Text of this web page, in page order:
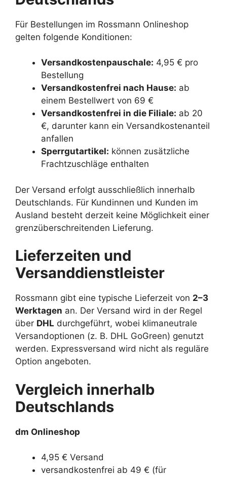
Für Bestellungen im Rossmann Onlineshop
gelten folgende Konditionen:
Versandkostenpauschale: 4,95 € pro
Bestellung
Versandkostenfrei nach Hause: ab
einem Bestellwert von 69 €
Versandkostenfrei in die Filiale: ab 20
€, darunter kann ein Versandkostenanteil
anfallen
Sperrgutartikel: können zusätzliche
Frachtzuschläge enthalten
Der Versand erfolgt ausschließlich innerhalb
Deutschlands. Für Kundinnen und Kunden im
Ausland besteht derzeit keine Möglichkeit einer
grenzüberschreitenden Lieferung.
Lieferzeiten und
Versanddienstleister
Rossmann gibt eine typische Lieferzeit von 2–3
Werktagen an. Der Versand wird in der Regel
über DHL durchgeführt, wobei klimaneutrale
Versandoptionen (z. B. DHL GoGreen) genutzt
werden. Expressversand wird nicht als reguläre
Option angeboten.
Vergleich innerhalb
Deutschlands
dm Onlineshop
4,95 € Versand
versandkostenfrei ab 49 € (für